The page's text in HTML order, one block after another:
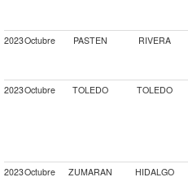
2023Octubre PASTEN RIVERA
2023Octubre TOLEDO TOLEDO
2023Octubre ZUMARAN HIDALGO